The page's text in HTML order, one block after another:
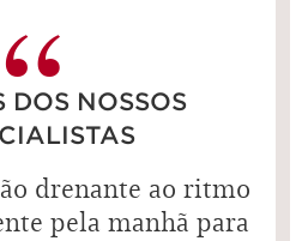
DOS NOSSOS
drenante ao ritmo
pela manhã para